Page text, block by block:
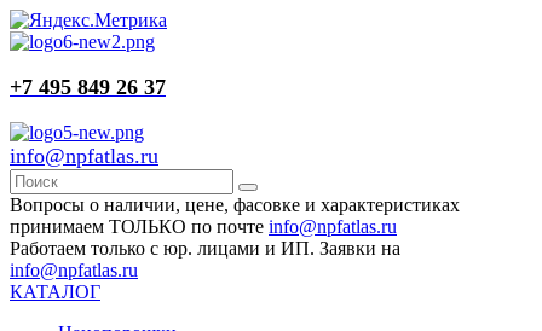
+7 495 849 26 37
info@npfatlas.ru
Вопросы о наличии, цене, фасовке и характеристиках
принимаем ТОЛЬКО по почте info@npfatlas.ru
Работаем только с юр. лицами и ИП. Заявки на
info@npfatlas.ru
КАТАЛОГ